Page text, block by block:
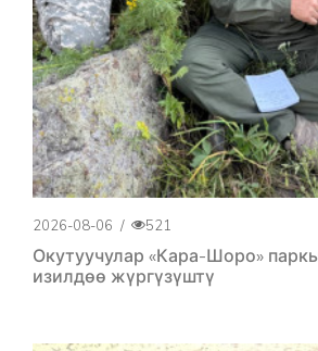
2026-08-06 / 521
Окутуучулар «Кара-Шоро»
изилдөө жүргүзүштү